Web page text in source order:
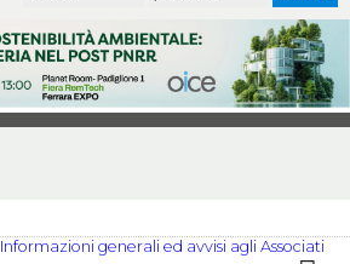
Informazioni generali ed avvisi agli Associati